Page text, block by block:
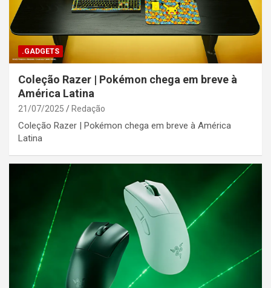
.GADGETS
Coleção Razer | Pokémon chega em breve à
América Latina
21/07/2025 Redação
Coleção Razer | Pokémon chega em breve à América
Latina